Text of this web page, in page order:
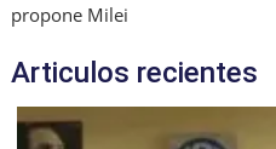
propone Milei
Articulos recientes